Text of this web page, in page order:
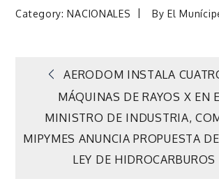
Category:NACIONALES ByEl
Navegación
de
entradas
AERODOM INSTALA
MÁQUINAS DE RAYOS X EN
MINISTRO DE INDUSTRIA,
MIPYMES ANUNCIA PROPUESTA
LEY DE HIDROCARBUROS